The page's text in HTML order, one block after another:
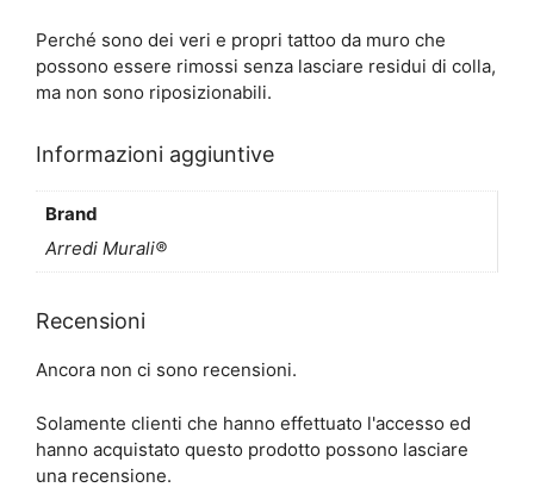
Perché sono dei veri e propri tattoo da muro che
possono essere rimossi senza lasciare residui di colla,
ma non sono riposizionabili.
Informazioni aggiuntive
Brand
Arredi Murali®
Recensioni
Ancora non ci sono recensioni.
Solamente clienti che hanno effettuato l'accesso ed
hanno acquistato questo prodotto possono lasciare
una recensione.